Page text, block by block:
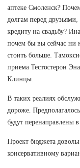
аптеке Смоленск?
долгам перед
кредиту на свадьбу?
почем бы вы сейчас ни
стоить больше.
приема Тестостерон
Клинцы.
В таких реалиях
дороже.
будут перенаправлены
Проект бюджета
консервативному